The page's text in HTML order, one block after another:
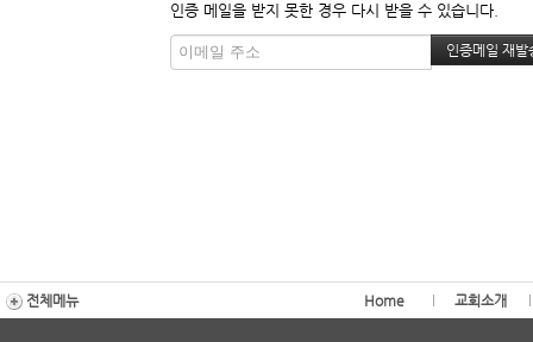
인증 메일을 받지 못한 경우 다시 받을 수 있습니다.
Home 교회소개
전체메뉴